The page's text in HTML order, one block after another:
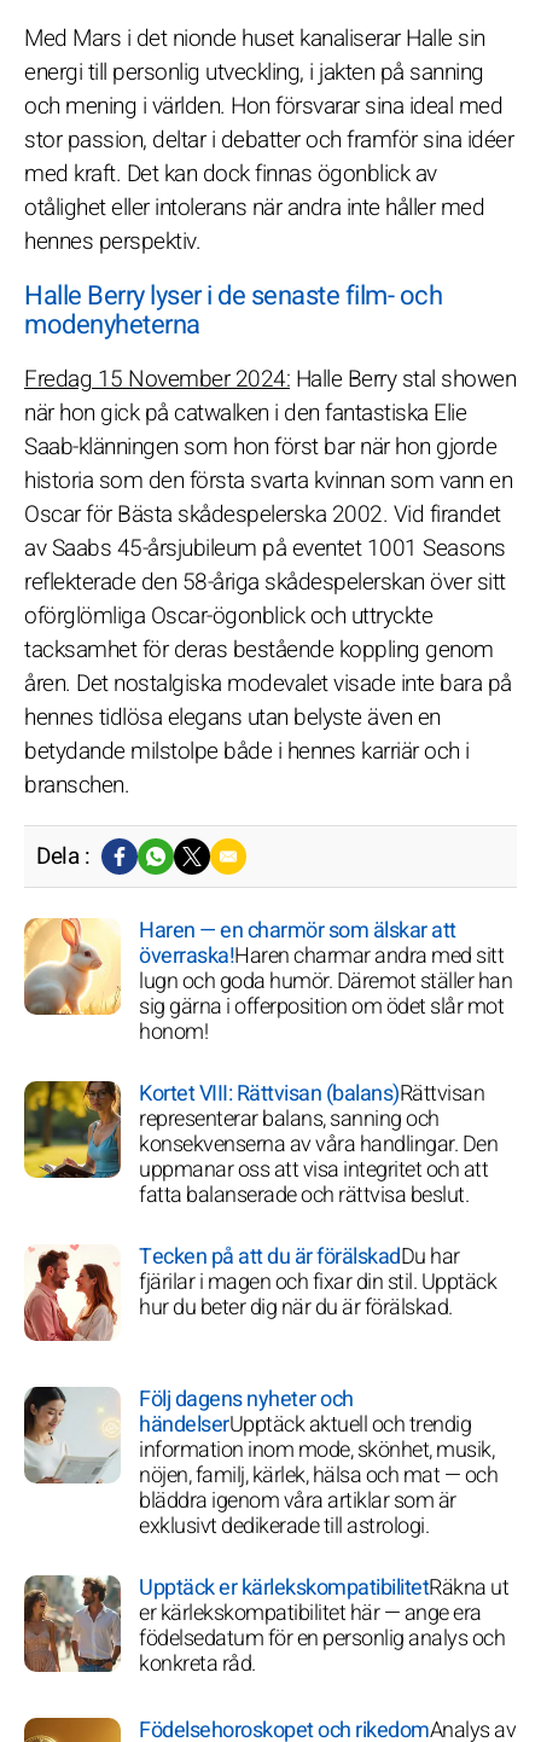
Med Mars i det nionde huset kanaliserar Halle sin
energi till personlig utveckling, i jakten på sanning
och mening i världen. Hon försvarar sina ideal med
stor passion, deltar i debatter och framför sina idéer
med kraft. Det kan dock finnas ögonblick av
otålighet eller intolerans när andra inte håller med
hennes perspektiv.
Halle Berry lyser i de senaste film- och
modenyheterna
Fredag 15 November 2024: Halle Berry stal showen
när hon gick på catwalken i den fantastiska Elie
Saab-klänningen som hon först bar när hon gjorde
historia som den första svarta kvinnan som vann en
Oscar för Bästa skådespelerska 2002. Vid firandet
av Saabs 45-årsjubileum på eventet 1001 Seasons
reflekterade den 58-åriga skådespelerskan över sitt
oförglömliga Oscar-ögonblick och uttryckte
tacksamhet för deras bestående koppling genom
åren. Det nostalgiska modevalet visade inte bara på
hennes tidlösa elegans utan belyste även en
betydande milstolpe både i hennes karriär och i
branschen.
Dela :
Haren — en charmör som älskar att
överraska!Haren charmar andra med sitt
lugn och goda humör. Däremot ställer han
sig gärna i offerposition om ödet slår mot
honom!
Kortet VIII: Rättvisan (balans)Rättvisan
representerar balans, sanning och
konsekvenserna av våra handlingar. Den
uppmanar oss att visa integritet och att
fatta balanserade och rättvisa beslut.
Tecken på att du är förälskadDu har
fjärilar i magen och fixar din stil. Upptäck
hur du beter dig när du är förälskad.
Följ dagens nyheter och
händelserUpptäck aktuell och trendig
information inom mode, skönhet, musik,
nöjen, familj, kärlek, hälsa och mat — och
bläddra igenom våra artiklar som är
exklusivt dedikerade till astrologi.
Upptäck er kärlekskompatibilitetRäkna ut
er kärlekskompatibilitet här — ange era
födelsedatum för en personlig analys och
konkreta råd.
Födelsehoroskopet och rikedomAnalys av